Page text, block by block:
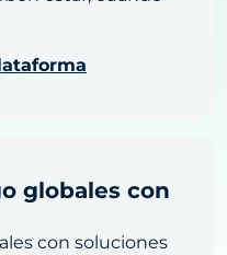
globales con
con soluciones